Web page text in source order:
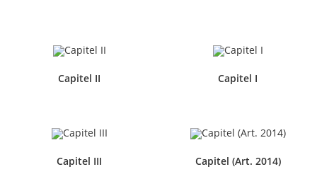
Capitel II Capitel I
Capitel III Capitel (Art. 2014)